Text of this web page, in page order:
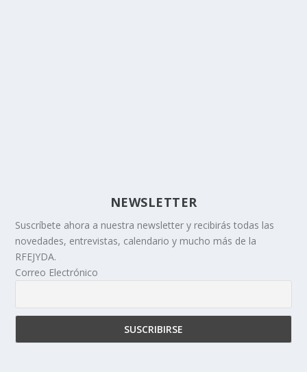
NEWSLETTER
Suscríbete ahora a nuestra newsletter y recibirás todas las
novedades, entrevistas, calendario y mucho más de la
RFEJYDA.
Correo Electrónico